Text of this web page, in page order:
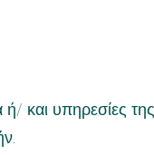
και υπηρεσίες